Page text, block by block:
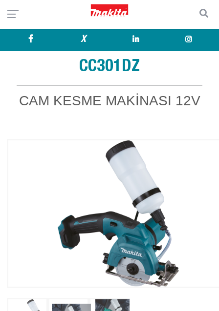
X
CC301DZ
CAM KESME MAKİNASI 12V